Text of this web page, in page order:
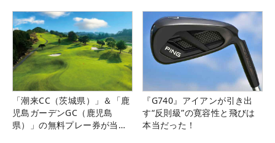
「潮来CC（茨城県）」＆「鹿
児島ガーデンGC（鹿児島
県）」の無料プレー券が当た
『G740』アイアンが引き出
す“反則級”の寛容性と飛びは
本当だった！